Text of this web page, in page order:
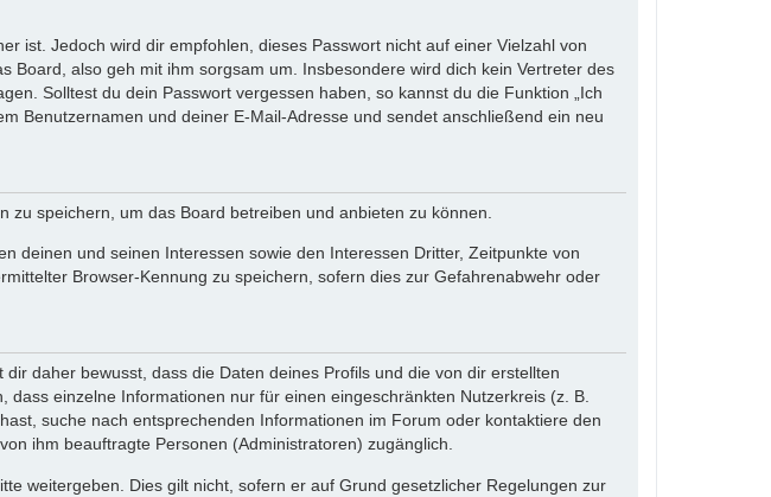
ist. Jedoch wird dir empfohlen, dieses Passwort nicht auf einer Vielzahl von
Board, also geh mit ihm sorgsam um. Insbesondere wird dich kein Vertreter des
Solltest du dein Passwort vergessen haben, so kannst du die Funktion „Ich
Benutzernamen und deiner E-Mail-Adresse und sendet anschließend ein neu
speichern, um das Board betreiben und anbieten zu können.
deinen und seinen Interessen sowie den Interessen Dritter, Zeitpunkte von
Browser-Kennung zu speichern, sofern dies zur Gefahrenabwehr oder
daher bewusst, dass die Daten deines Profils und die von dir erstellten
einzelne Informationen nur für einen eingeschränkten Nutzerkreis (z. B.
suche nach entsprechenden Informationen im Forum oder kontaktiere den
ihm beauftragte Personen (Administratoren) zugänglich.
weitergeben. Dies gilt nicht, sofern er auf Grund gesetzlicher Regelungen zur